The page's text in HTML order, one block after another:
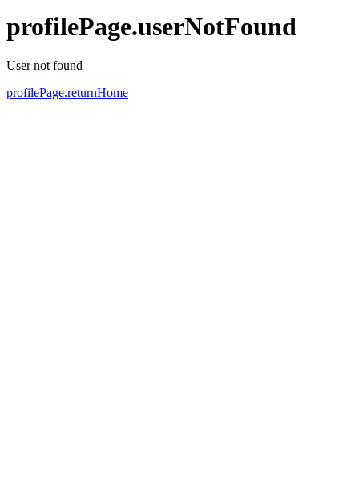
profilePage.userNotFound
User not found
profilePage.returnHome